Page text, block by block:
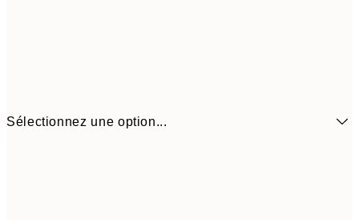
Sélectionnez une option...